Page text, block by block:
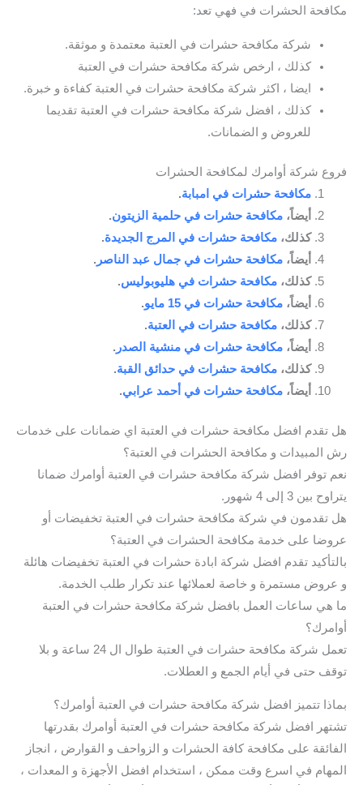
مكافحة الحشرات في فهي تعد:
شركة مكافحة حشرات في العتبة معتمدة و موثقة.
كذلك ، ارخص شركة مكافحة حشرات في العتبة
ايضا ، اكثر شركة مكافحة حشرات في العتبة كفاءة و خبرة.
كذلك ، افضل شركة مكافحة حشرات في العتبة تقديما
للعروض و الضمانات.
فروع شركة أوامرك لمكافحة الحشرات
مكافحة حشرات في امبابة.
أيضاً، مكافحة حشرات في حلمية الزيتون.
كذلك، مكافحة حشرات في المرج الجديدة.
أيضاً، مكافحة حشرات في جمال عبد الناصر .
كذلك، مكافحة حشرات في هليوبوليس.
أيضاً، مكافحة حشرات في 15 مايو
.
كذلك، مكافحة حشرات في العتبة.
أيضاً، مكافحة حشرات في منشية الصدر .
كذلك، مكافحة حشرات في حدائق القبة.
أيضاً، مكافحة حشرات في أحمد عرابي.
هل تقدم افضل مكافحة حشرات في العتبة اي ضمانات على خدمات
رش المبيدات و مكافحة الحشرات في العتبة؟
نعم توفر افضل شركة مكافحة حشرات في العتبة أوامرك ضمانا
يتراوح بين 3 إلى 4 شهور.
هل تقدمون في شركة مكافحة حشرات في العتبة تخفيضات أو
عروضا على خدمة مكافحة الحشرات في العتبة؟
بالتأكيد تقدم افضل شركة ابادة حشرات في العتبة تخفيضات هائلة
و عروض مستمرة و خاصة لعملائها عند تكرار طلب الخدمة.
ما هي ساعات العمل بافضل شركة مكافحة حشرات في العتبة
أوامرك؟
تعمل شركة مكافحة حشرات في العتبة طوال ال 24 ساعة و بلا
توقف حتى في أيام الجمع و العطلات.
بماذا تتميز افضل شركة مكافحة حشرات في العتبة أوامرك؟
تشتهر افضل شركة مكافحة حشرات في العتبة أوامرك بقدرتها
الفائقة على مكافحة كافة الحشرات و الزواحف و القوارض ، انجاز
المهام في اسرع وقت ممكن ، استخدام افضل الأجهزة و المعدات ،